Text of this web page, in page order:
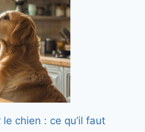
chien : ce qu’il faut